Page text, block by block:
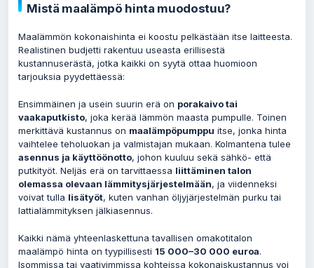
Mistä maalämpö hinta muodostuu?
Maalämmön kokonaishinta ei koostu pelkästään itse laitteesta.
Realistinen budjetti rakentuu useasta erillisestä
kustannuserästä, jotka kaikki on syytä ottaa huomioon
tarjouksia pyydettäessä:
Ensimmäinen ja usein suurin erä on porakaivo tai
vaakaputkisto, joka kerää lämmön maasta pumpulle. Toinen
merkittävä kustannus on maalämpöpumppu itse, jonka hinta
vaihtelee teholuokan ja valmistajan mukaan. Kolmantena tulee
asennus ja käyttöönotto, johon kuuluu sekä sähkö- että
putkityöt. Neljäs erä on tarvittaessa liittäminen talon
olemassa olevaan lämmitysjärjestelmään, ja viidenneksi
voivat tulla lisätyöt, kuten vanhan öljyjärjestelmän purku tai
lattialämmityksen jälkiasennus.
Kaikki nämä yhteenlaskettuna tavallisen omakotitalon
maalämpö hinta on tyypillisesti 15 000–30 000 euroa.
Isommissa tai vaativimmissa kohteissa kokonaiskustannus voi